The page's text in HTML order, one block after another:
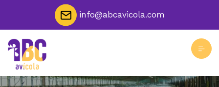
info@abcavicola.com